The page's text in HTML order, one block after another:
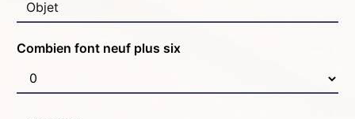
Combien font neuf plus six